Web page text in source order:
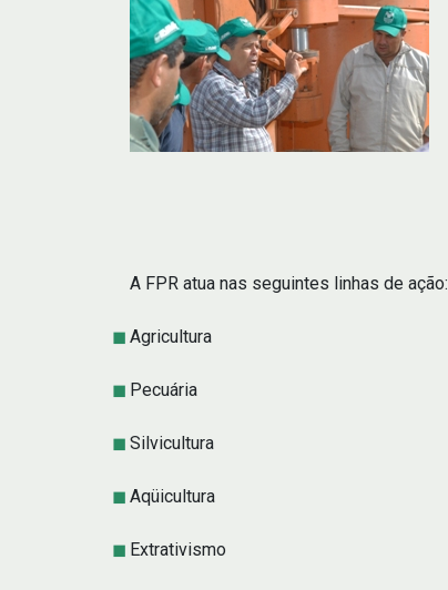
A FPR atua nas seguintes linhas de ação:
Agricultura
Pecuária
Silvicultura
Aqüicultura
Extrativismo